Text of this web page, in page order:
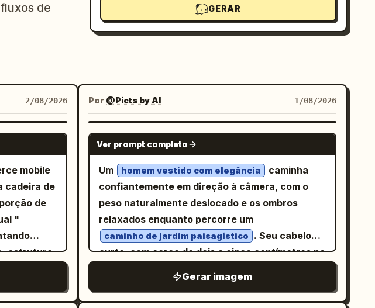
de
GERAR
2/08/2026
PRO
mobile
cadeira de
de
"
estrutura
de
a
Por @Picts by AI 1/08/2026
NANO BANANA PRO
Ver prompt completo
Um homem vestido com elegância
caminha
confiantemente em direção à câmera, com o
peso naturalmente deslocado e os ombros
relaxados enquanto percorre um
caminho de jardim paisagístico
. Seu cabelo
curto, com cerca de dois a cinco centímetros no
de acabamento natural, detalhado de forma
intrincada com padrões de crescimento
Gerar imagem